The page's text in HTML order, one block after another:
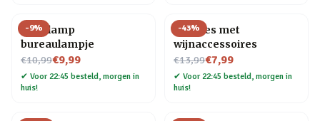
-9%
Gloeilamp
bureaulampje
€10,99
Nu voor€9,99
✔ Voor 22:45 besteld, morgen in
huis!
-43%
Wijnfles met
wijnaccessoires
€13,99
Nu voor€7,99
✔ Voor 22:45 besteld, morgen in
huis!